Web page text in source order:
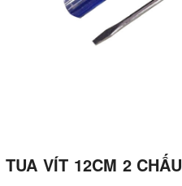
TUA VÍT 12CM 2 CHẤU